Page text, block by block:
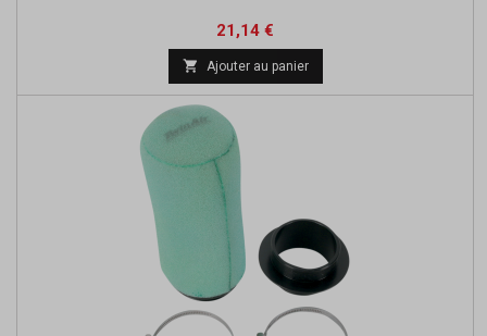
Prix
21,14 €
base
 Ajouter au panier